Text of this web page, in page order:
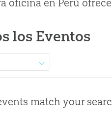
oficina en Perú
los Eventos
match your